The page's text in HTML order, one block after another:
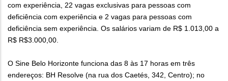
com experiência, 22 vagas exclusivas para pessoas com
deficiência com experiência e 2 vagas para pessoas com
deficiência sem experiência. Os salários variam de R$ 1.013,00 a
R$ R$3.000,00.
O Sine Belo Horizonte funciona das 8 às 17 horas em três
endereços: BH Resolve (na rua dos Caetés, 342, Centro); no